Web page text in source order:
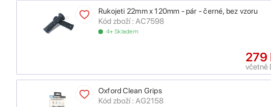
Rukojeti 22mm x 120mm - pár - černé, bez vzoru
Kód zboží : AC7598
4+ Skladem
279
včetně
Oxford Clean Grips
Kód zboží : AG2158